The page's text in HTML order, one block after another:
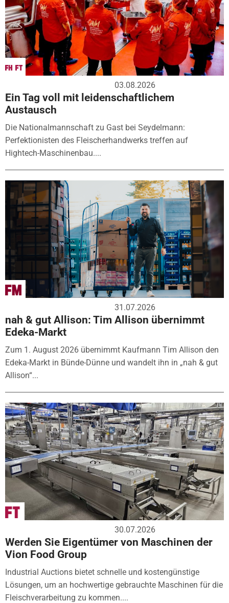
03.08.2026
Ein Tag voll mit leidenschaftlichem
Austausch
Die Nationalmannschaft zu Gast bei Seydelmann:
Perfektionisten des Fleischerhandwerks treffen auf
Hightech-Maschinenbau....
31.07.2026
nah & gut Allison: Tim Allison übernimmt
Edeka-Markt
Zum 1. August 2026 übernimmt Kaufmann Tim Allison den
Edeka-Markt in Bünde-Dünne und wandelt ihn in „nah & gut
Allison“...
30.07.2026
Werden Sie Eigentümer von Maschinen der
Vion Food Group
Industrial Auctions bietet schnelle und kostengünstige
Lösungen, um an hochwertige gebrauchte Maschinen für die
Fleischverarbeitung zu kommen....